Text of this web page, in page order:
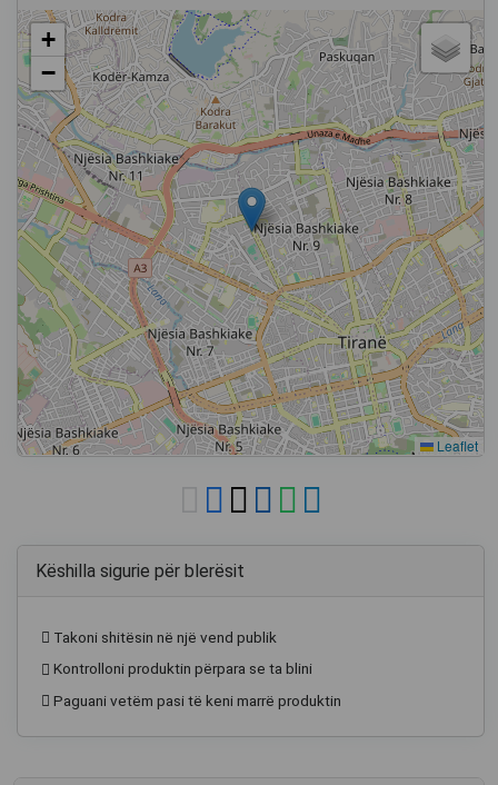
+
−
Leaflet
Këshilla sigurie për blerësit
Takoni shitësin në një vend publik
Kontrolloni produktin përpara se ta blini
Paguani vetëm pasi të keni marrë produktin